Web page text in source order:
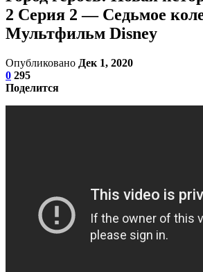
2 Серия 2 — Седьмое
Мультфильм Disney
Опубликовано Дек 1, 2020
0 295
Поделится